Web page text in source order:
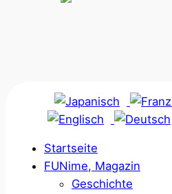
Startseite
FUNime, Magazin
Geschichte